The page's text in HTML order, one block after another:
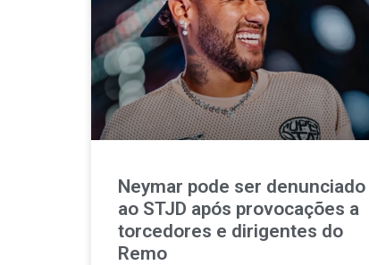
Neymar pode ser denunciado
ao STJD após provocações a
torcedores e dirigentes do
Remo